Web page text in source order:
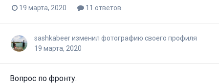
19 марта, 2020 11 ответов
sashkabeerизменил фотографию своего профиля
19 марта, 2020
Вопрос по фронту.